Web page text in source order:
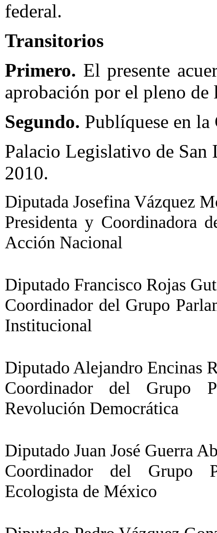
federal.
Transitorios
Primero. El presente
aprobación por el pleno de
Segundo. Publíquese en la
Palacio Legislativo de San
2010.
Diputada Josefina Vázquez
Presidenta y Coordinadora
Acción Nacional
Diputado Francisco Rojas
Coordinador del Grupo
Institucional
Diputado Alejandro Encinas
Coordinador del Grupo
Revolución Democrática
Diputado Juan José Guerra
Coordinador del Grupo
Ecologista de México